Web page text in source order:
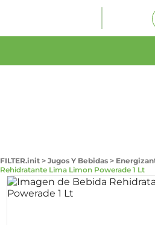
FILTER.init > Jugos Y Bebidas >
Rehidratante Lima Limon Powerade 1 Lt